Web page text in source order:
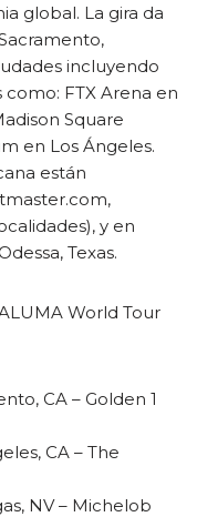
global. La gira da
incluyendo
FTX Arena en
Square
en Los Ángeles.
están
y en
Texas.
World Tour
CA – Golden 1
CA – The
NV – Michelob